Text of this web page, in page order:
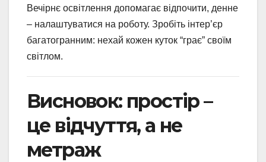
Вечірнє освітлення допомагає відпочити, денне
– налаштуватися на роботу. Зробіть інтер’єр
багатогранним: нехай кожен куток “грає” своїм
світлом.
Висновок: простір –
це відчуття, а не
метраж